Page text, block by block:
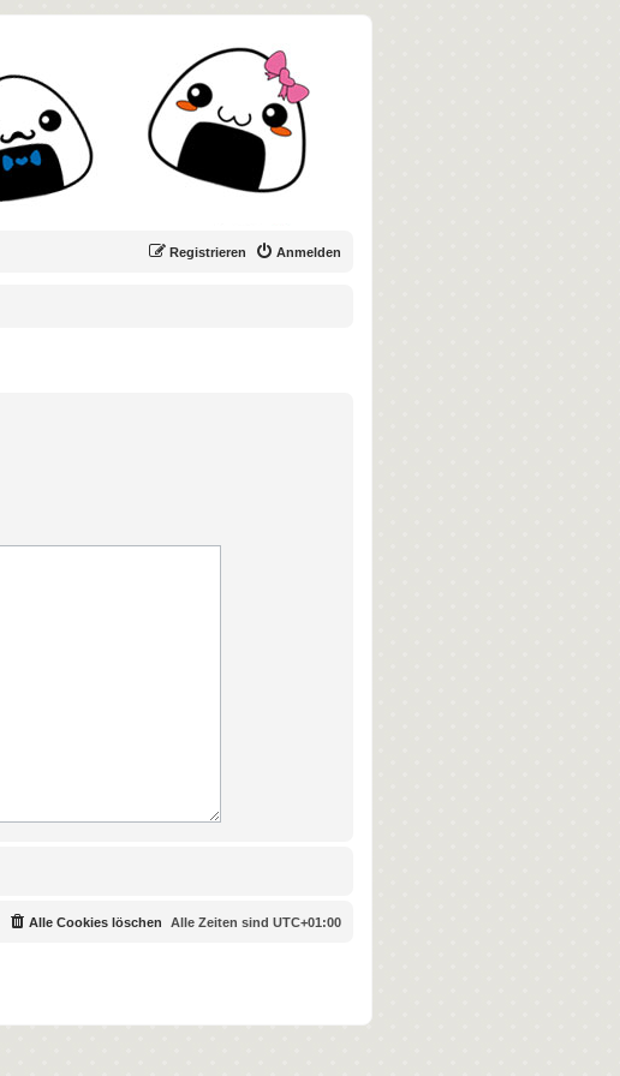
Anmelden
Registrieren
Alle Zeiten sind UTC+01:00
Alle Cookies löschen